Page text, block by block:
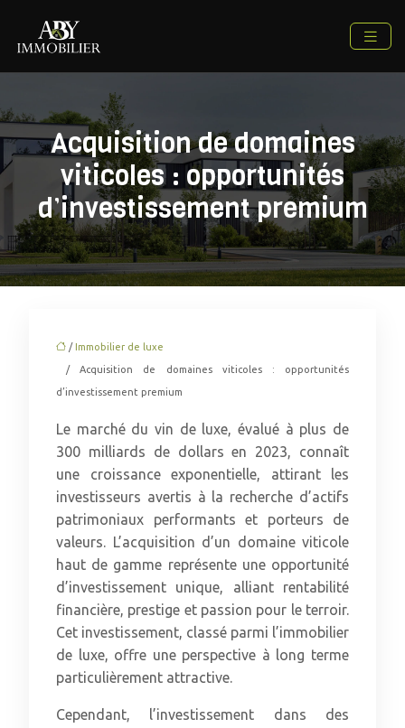
Acquisition de domaines
viticoles : opportunités
d’investissement premium
/ Immobilier de luxe
/ Acquisition de domaines viticoles : opportunités
d’investissement premium
Le marché du vin de luxe, évalué à plus de
300 milliards de dollars en 2023, connaît
une croissance exponentielle, attirant les
investisseurs avertis à la recherche d’actifs
patrimoniaux performants et porteurs de
valeurs. L’acquisition d’un domaine viticole
haut de gamme représente une opportunité
d’investissement unique, alliant rentabilité
financière, prestige et passion pour le terroir.
Cet investissement, classé parmi l’immobilier
de luxe, offre une perspective à long terme
particulièrement attractive.
Cependant, l’investissement dans des